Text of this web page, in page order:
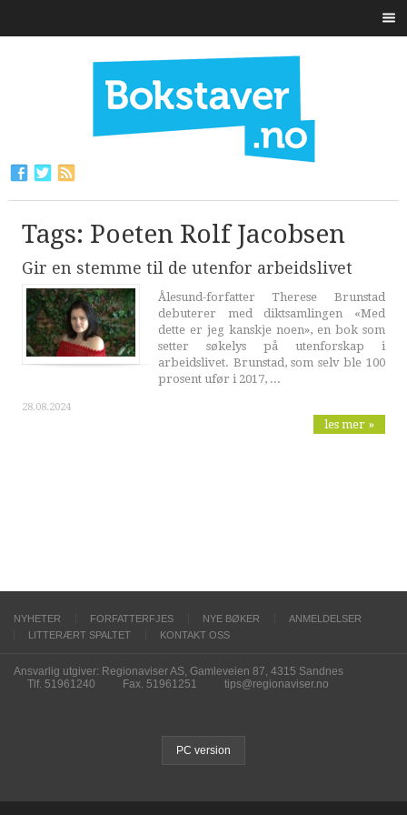
Tags: Poeten Rolf Jacobsen
Gir en stemme til de utenfor arbeidslivet
Ålesund-forfatter Therese Brunstad
debuterer med diktsamlingen «Med
dette er jeg kanskje noen», en bok som
setter søkelys på utenforskap i
arbeidslivet. Brunstad, som selv ble 100
prosent ufør i 2017, ...
28.08.2024
les mer »
NYHETER FORFATTERFJES NYE BØKER
ANMELDELSER
LITTERÆRT SPALTET
KONTAKT OSS
Ansvarlig utgiver: Regionaviser AS, Gamleveien 87, 4315 Sandnes
Tlf. 51961240
Fax. 51961251 tips@regionaviser.no
PC version